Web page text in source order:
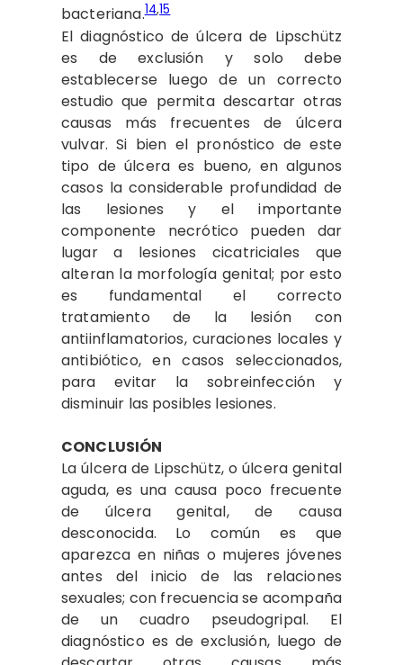
bacteriana.14,15
El diagnóstico de úlcera de Lipschütz
es de exclusión y solo debe
establecerse luego de un correcto
estudio que permita descartar otras
causas más frecuentes de úlcera
vulvar. Si bien el pronóstico de este
tipo de úlcera es bueno, en algunos
casos la considerable profundidad de
las lesiones y el importante
componente necrótico pueden dar
lugar a lesiones cicatriciales que
alteran la morfología genital; por esto
es fundamental el correcto
tratamiento de la lesión con
antiinflamatorios, curaciones locales y
antibiótico, en casos seleccionados,
para evitar la sobreinfección y
disminuir las posibles lesiones.
CONCLUSIÓN
La úlcera de Lipschütz, o úlcera genital
aguda, es una causa poco frecuente
de úlcera genital, de causa
desconocida. Lo común es que
aparezca en niñas o mujeres jóvenes
antes del inicio de las relaciones
sexuales; con frecuencia se acompaña
de un cuadro pseudogripal. El
diagnóstico es de exclusión, luego de